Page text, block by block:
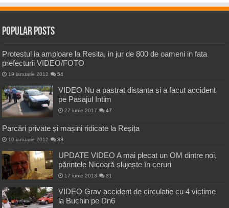
Popular Posts
Protestul ia amploare la Resita, in jur de 800 de oameni in fata
prefecturii VIDEO/FOTO
19 ianuarie 2012 54
VIDEO Nu a pastrat distanta si a facut accident
pe Pasajul Intim
27 iunie 2017 47
Parcări private și mașini ridicate la Reșița
10 ianuarie 2012 33
UPDATE VIDEO A mai plecat un OM dintre noi,
părintele Nicoară slujește în ceruri
17 iunie 2013 31
VIDEO Grav accident de circulatie cu 4 victime
la Buchin pe Dn6